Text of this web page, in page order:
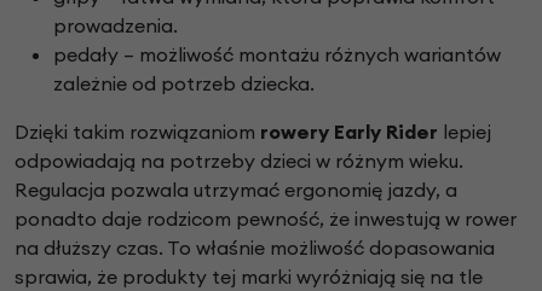
prowadzenia.
pedały – możliwość montażu różnych wariantów
zależnie od potrzeb dziecka.
Dzięki takim rozwiązaniom rowery Early Rider lepiej
odpowiadają na potrzeby dzieci w różnym wieku.
Regulacja pozwala utrzymać ergonomię jazdy, a
ponadto daje rodzicom pewność, że inwestują w rower
na dłuższy czas. To właśnie możliwość dopasowania
sprawia, że produkty tej marki wyróżniają się na tle